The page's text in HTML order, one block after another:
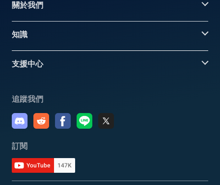
關於我們
知識
支援中心
追蹤我們
訂閱
YouTube 147K